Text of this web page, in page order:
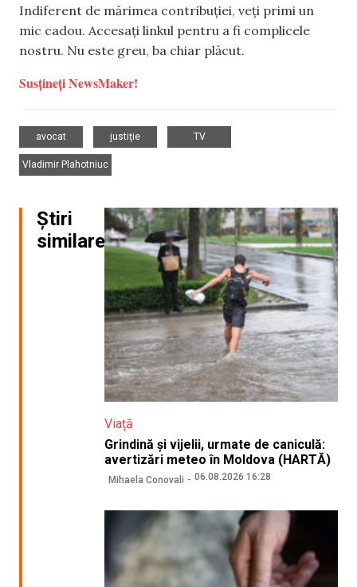
Indiferent de mărimea contribuției, veți primi un
mic cadou. Accesați linkul pentru a fi complicele
nostru. Nu este greu, ba chiar plăcut.
Susțineți NewsMaker!
avocat
justiție
TV
Vladimir Plahotniuc
Știri
similare
Viață
Grindină și vijelii, urmate de caniculă:
avertizări meteo în Moldova (HARTĂ)
Mihaela Conovali 06.08.2026 16:28